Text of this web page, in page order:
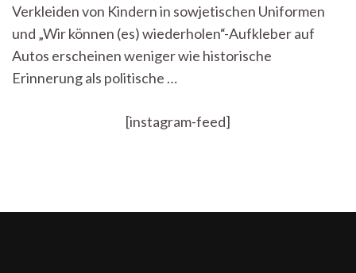
Kult
des
Krieges?
Verkleiden von Kindern in sowjetischen Uniformen
und „Wir können (es) wiederholen“-Aufkleber auf
Autos erscheinen weniger wie historische
Erinnerung als politische …
[instagram-feed]